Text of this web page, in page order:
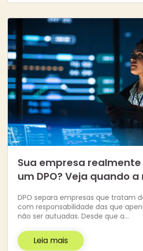
Sua empresa
um DPO? Veja quando
DPO separa empresas que tratam
com responsabilidade das que
não ser autuadas. Desde que a…
Leia mais